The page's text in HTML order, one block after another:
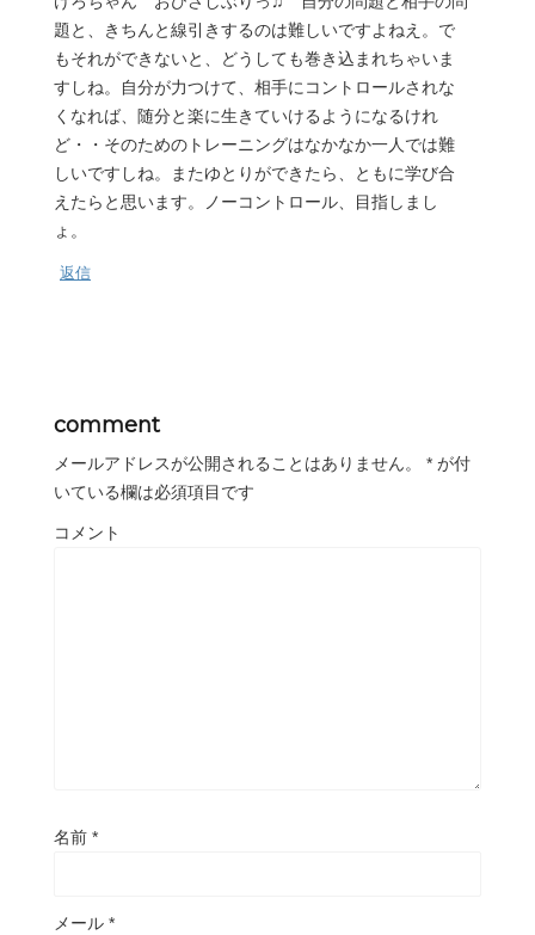
題と、きちんと線引きするのは難しいですよねえ。で
もそれができないと、どうしても巻き込まれちゃいま
すしね。自分が力つけて、相手にコントロールされな
くなれば、随分と楽に生きていけるようになるけれ
ど・・そのためのトレーニングはなかなか一人では難
しいですしね。またゆとりができたら、ともに学び合
えたらと思います。ノーコントロール、目指しまし
ょ。
返信
comment
メールアドレスが公開されることはありません。 * が付
いている欄は必須項目です
コメント
名前 *
メール *